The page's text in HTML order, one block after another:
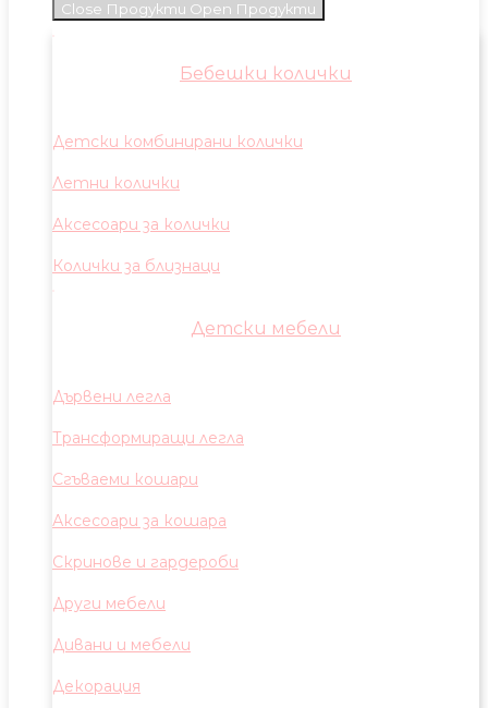
Close Продукти Open Продукти
Бебешки колички
Детски комбинирани колички
Летни колички
Аксесоари за колички
Колички за близнаци
Детски мебели
Дървени легла
Трансформиращи легла
Сгъваеми кошари
Аксесоари за кошара
Скринове и гардероби
Други мебели
Дивани и мебели
Декорация